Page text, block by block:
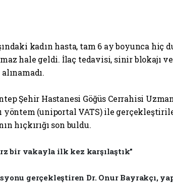
kadın hasta, tam 6 ay boyunca hiç
hale geldi. İlaç tedavisi, sinir blokajı
Şehir Hastanesi Göğüs Cerrahisi
yöntem (uniportal VATS) ile
hıçkırığı son buldu.
bir vakayla ilk kez karşılaştık”
gerçekleştiren Dr. Onur Bayrakçı,